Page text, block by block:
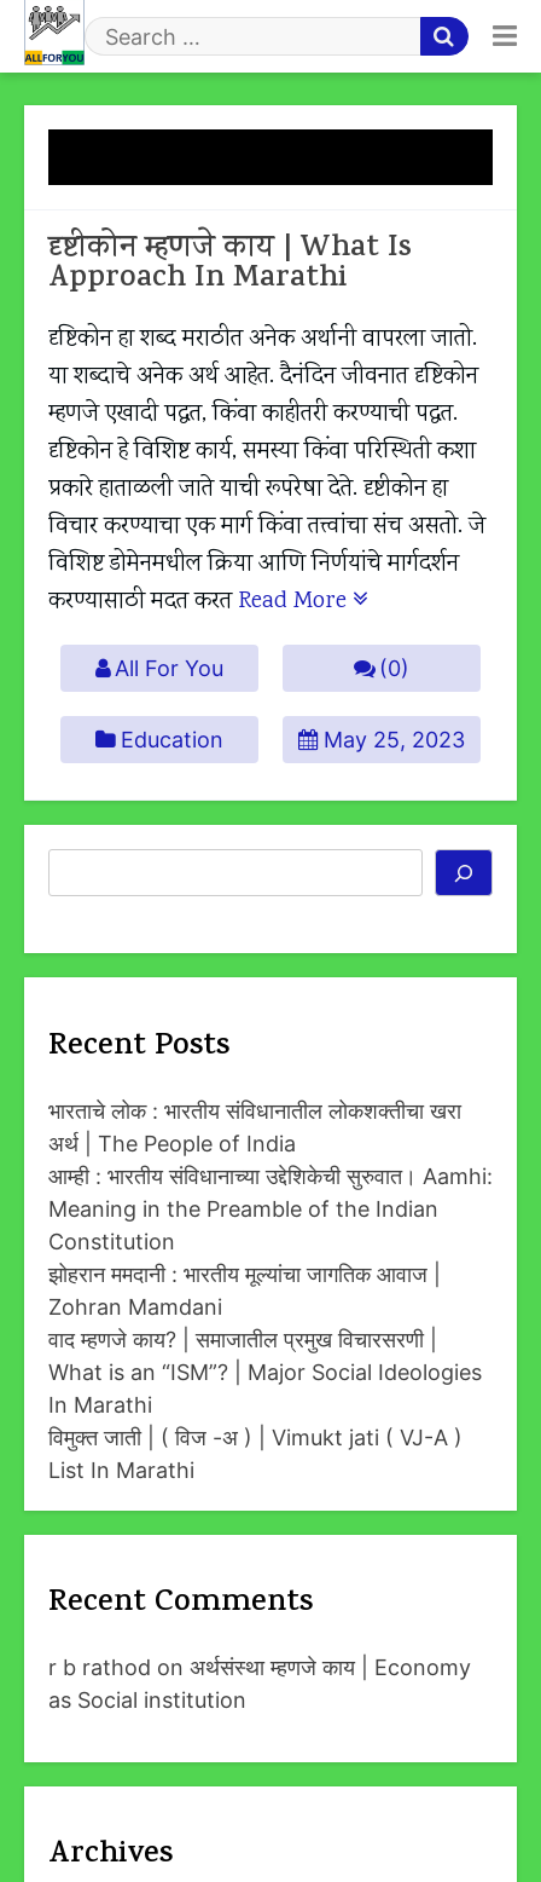
Skip
content
Search
दृष्टीकोन म्हणजे काय | What Is
Approach In Marathi
दृष्टिकोन हा शब्द मराठीत अनेक अर्थानी वापरला जातो.
या शब्दाचे अनेक अर्थ आहेत. दैनंदिन जीवनात दृष्टिकोन
म्हणजे एखादी पद्धत, किंवा काहीतरी करण्याची पद्धत.
दृष्टिकोन हे विशिष्ट कार्य, समस्या किंवा परिस्थिती कशा
प्रकारे हाताळली जाते याची रूपरेषा देते. दृष्टीकोन हा
विचार करण्याचा एक मार्ग किंवा तत्त्वांचा संच असतो. जे
विशिष्ट डोमेनमधील क्रिया आणि निर्णयांचे मार्गदर्शन
करण्यासाठी मदत करत Read More
All For You (0)
Education May 25, 2023
Recent Posts
भारताचे लोक : भारतीय संविधानातील लोकशक्तीचा खरा
अर्थ | The People of India
आम्ही : भारतीय संविधानाच्या उद्देशिकेची सुरुवात। Aamhi:
Meaning in the Preamble of the Indian
Constitution
झोहरान ममदानी : भारतीय मूल्यांचा जागतिक आवाज |
Zohran Mamdani
वाद म्हणजे काय? | समाजातील प्रमुख विचारसरणी |
What is an “ISM”? | Major Social Ideologies
In Marathi
विमुक्त जाती | ( विज -अ ) | Vimukt jati ( VJ-A )
List In Marathi
Recent Comments
r b rathod on अर्थसंस्था म्हणजे काय | Economy
as Social institution
Archives